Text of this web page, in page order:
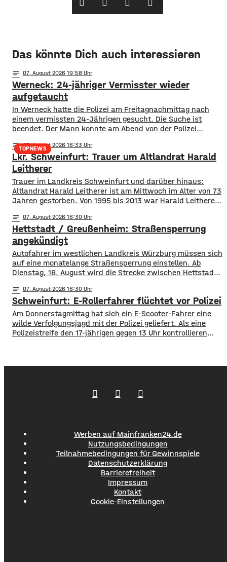
Das könnte Dich auch interessieren
notes 07. August 2026 19:58
Werneck: 24-jähriger Vermisster wieder
aufgetaucht
In Werneck hatte die Polizei am Freitagnachmittag nach
einem vermissten 24-Jährigen gesucht. Die Suche ist
beendet. Der Mann konnte am Abend von der Polizei
gesorgt, da auch ein Polizeihubschrauber die Gegend rund
um Werneck abgesucht hatte.
TOPNEWS
notes 07. August 2026 16:33
Lkr. Schweinfurt: Trauer um Altlandrat Harald
Leitherer
Trauer im Landkreis Schweinfurt und darüber hinaus:
Altlandrat Harald Leitherer ist am Mittwoch im Alter von 73
Jahren gestorben. Von 1995 bis 2013 war Harald Leitherer
wurde das Kreisstraßennetz ausgebaut, aber auch ein
flächendeckendes Radwegenetz mit einer Länge von über
1.000 Kilometern geschaffen. Außerdem führte der
notes 07. August 2026 16:30
Hettstadt / Greußenheim: Straßensperrung
angekündigt
Autofahrer im westlichen Landkreis Würzburg müssen sich
auf eine monatelange Straßensperrung einstellen. Ab
Dienstag, 18. August wird die Strecke zwischen Hettstadt
Staatliche Bauamt an. Die Fahrbahn muss erneuert
werden, sie weist Verdrückungen, Abbrüche, Risse und
gebrochene Fahrbahnränder auf. Auch die Entwässerung
muss erneuert werden. Die Arbeiten seien unter
notes 07. August 2026 16:30
Schweinfurt: E-Rollerfahrer flüchtet vor Polizei
Am Donnerstagmittag hat sich ein E-Scooter-Fahrer eine
wilde Verfolgungsjagd mit der Polizei geliefert. Als eine
Polizeistreife den 17-jährigen gegen 13 Uhr kontrollieren
Werben auf Mainfranken24.de
Nutzungsbedingungen
Teilnahmebedingungen für Gewinnspiele
Datenschutzerklärung
Barrierefreiheit
Impressum
Kontakt
Cookie-Einstellungen